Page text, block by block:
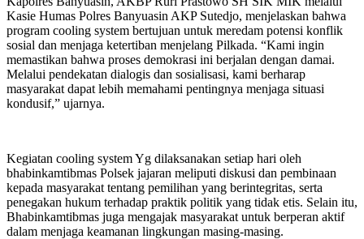
Kasie Humas Polres Banyuasin AKP Sutedjo, menjelaskan bahwa
program cooling system bertujuan untuk meredam potensi konflik
sosial dan menjaga ketertiban menjelang Pilkada. “Kami ingin
memastikan bahwa proses demokrasi ini berjalan dengan damai.
Melalui pendekatan dialogis dan sosialisasi, kami berharap
masyarakat dapat lebih memahami pentingnya menjaga situasi
kondusif,” ujarnya.
Kegiatan cooling system Yg dilaksanakan setiap hari oleh
bhabinkamtibmas Polsek jajaran meliputi diskusi dan pembinaan
kepada masyarakat tentang pemilihan yang berintegritas, serta
penegakan hukum terhadap praktik politik yang tidak etis. Selain itu,
Bhabinkamtibmas juga mengajak masyarakat untuk berperan aktif
dalam menjaga keamanan lingkungan masing-masing.